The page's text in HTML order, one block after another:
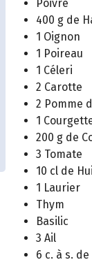
Poivre
400 g de
1 Oignon
1 Poireau
1 Céleri
2 Carotte
2 Pomme
1
200 g de
3 Tomate
10 cl de
1 Laurier
Thym
Basilic
3 Ail
6 c. à s.